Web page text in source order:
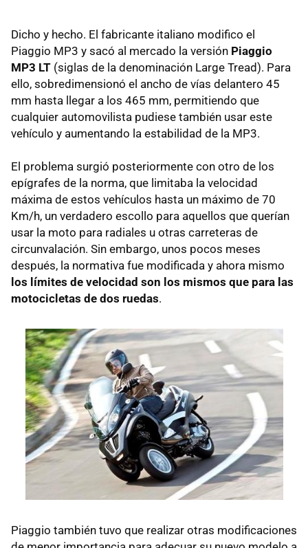
Dicho y hecho. El fabricante italiano modifico el
Piaggio MP3 y sacó al mercado la versión Piaggio
MP3 LT (siglas de la denominación Large Tread). Para
ello, sobredimensionó el ancho de vías delantero 45
mm hasta llegar a los 465 mm, permitiendo que
cualquier automovilista pudiese también usar este
vehículo y aumentando la estabilidad de la MP3.
El problema surgió posteriormente con otro de los
epígrafes de la norma, que limitaba la velocidad
máxima de estos vehículos hasta un máximo de 70
Km/h, un verdadero escollo para aquellos que querían
usar la moto para radiales u otras carreteras de
circunvalación. Sin embargo, unos pocos meses
después, la normativa fue modificada y ahora mismo
los límites de velocidad son los mismos que para las
motocicletas de dos ruedas.
Piaggio también tuvo que realizar otras modificaciones